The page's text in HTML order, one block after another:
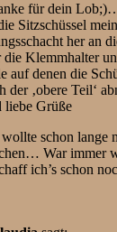
für dein
Sitzschüssel
her an
die Klemmhalter
auf denen die
der ‚obere Teil‘
liebe Grüße
schon lange
War immer
ich’s schon